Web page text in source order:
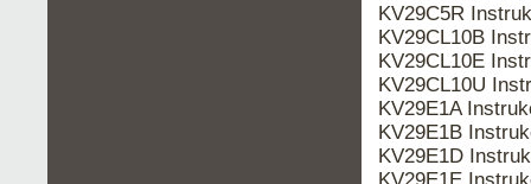
KV29C5R
KV29CL10B
KV29CL10E
KV29CL10U
KV29E1A
KV29E1B
KV29E1D